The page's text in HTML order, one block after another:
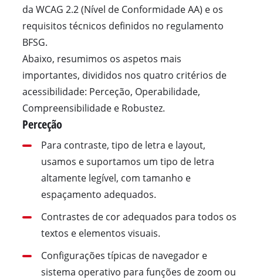
da WCAG 2.2 (Nível de Conformidade AA) e os
requisitos técnicos definidos no regulamento
BFSG.
Abaixo, resumimos os aspetos mais
importantes, divididos nos quatro critérios de
acessibilidade: Perceção, Operabilidade,
Compreensibilidade e Robustez.
Perceção
Para contraste, tipo de letra e layout,
usamos e suportamos um tipo de letra
altamente legível, com tamanho e
espaçamento adequados.
Contrastes de cor adequados para todos os
textos e elementos visuais.
Configurações típicas de navegador e
sistema operativo para funções de zoom ou